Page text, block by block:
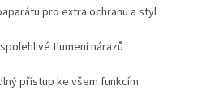
pro extra ochranu a styl
tlumení nárazů
přístup ke všem funkcím